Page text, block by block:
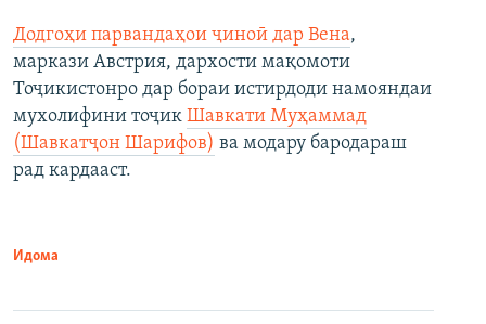
Додгоҳи парвандаҳои ҷиноӣ дар Вена,
маркази Австрия, дархости мақомоти
Тоҷикистонро дар бораи истирдоди намояндаи
мухолифини тоҷик Шавкати Муҳаммад
(Шавкатҷон Шарифов) ва модару бародараш
рад кардааст.
Идома